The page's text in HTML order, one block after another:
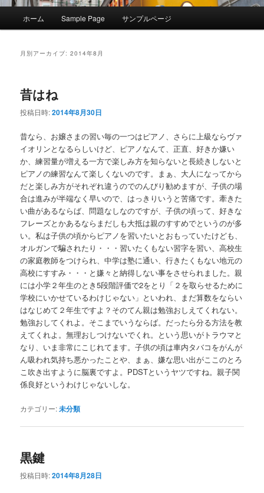
ホーム Sample Page サンプルページ
月別アーカイブ:2014年8月
昔はね
投稿日時:2014年8月30日
昔なら、お嬢さまの習い毎の一つはピアノ、さらに上級ならヴァ
イオリンとなるらしいけど、ピアノなんて、正直、好きか嫌い
か、練習量が増える一方で楽しみ方を知らないと長続きしないと
ピアノの練習なんて楽しくないのです。まぁ、大人になってから
だと楽しみ方がそれぞれ違うのでのんびり勧めますが、子供の場
合は進みが半端なく早いので、はっきりいうと苦痛です。牽きた
い曲があるならば、問題なしなのですが、子供の頃って、好きな
フレーズとかあるならまだしも大抵は親のすすめでというのが多
い。私は子供の頃からピアノを習いたいとおもっていたけども、
オルガンで騙されたり・・・習いたくもない習字を習い、高校生
の家庭教師をつけられ、中学は塾に通い、行きたくもない地元の
高校にすすみ・・・と嫌々と納得しない事をさせられました。親
には小学２年生のとき5段階評価で2をとり「２を取らせるために
学校にいかせているわけじゃない」といわれ、まだ算数をならい
はなじめて２年生ですよ？そのてん親は勉強おしえてくれない。
勉強おしてくれよ。そこまでいうならば。だったら分る方法を教
えてくれよ。無理おしつけないでくれ。という思いがトラウマと
なり、いま非常にこじれてます。子供の頃は車内タバコをがんが
ん吸われ気持ち悪かったことや、まぁ、嫌な思い出がここのとろ
こ吹き出すように脳裏ですよ。PDSTというヤツですね。親子関
係良好というわけじゃないしな。
カテゴリー:未分類
黒鍵
投稿日時:2014年8月28日